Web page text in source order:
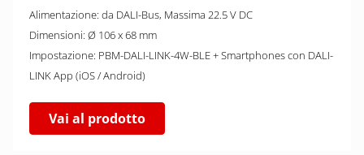
Alimentazione: da DALI-Bus, Massima 22.5 V DC
Dimensioni: Ø 106 x 68 mm
Impostazione: PBM-DALI-LINK-4W-BLE + Smartphones con DALI-
LINK App (iOS / Android)
Vai al prodotto